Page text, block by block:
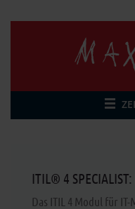
ITIL® 4
Das ITIL 4 Modul für